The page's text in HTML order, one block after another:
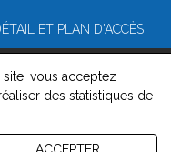
ET PLAN D'ACCÈS
de Nîmes -Mentions
-Politique de
vous acceptez
des statistiques de